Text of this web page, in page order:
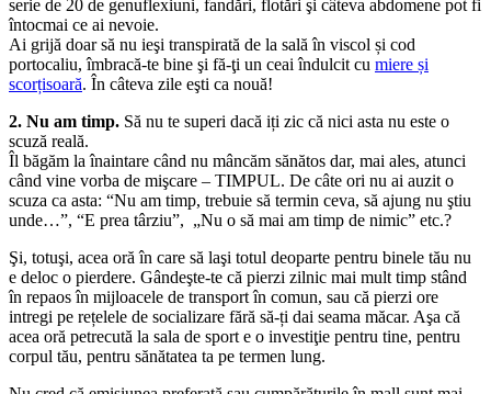
serie de 20 de genuflexiuni, fandări, flotări şi câteva abdomene pot fi
întocmai ce ai nevoie.
Ai grijă doar să nu ieşi transpirată de la sală în viscol și cod
portocaliu, îmbracă-te bine şi fă-ţi un ceai îndulcit cu miere și
scorțisoară. În câteva zile eşti ca nouă!
2. Nu am timp. Să nu te superi dacă iți zic că nici asta nu este o
scuză reală.
Îl băgăm la înaintare când nu mâncăm sănătos dar, mai ales, atunci
când vine vorba de mişcare – TIMPUL. De câte ori nu ai auzit o
scuza ca asta: “Nu am timp, trebuie să termin ceva, să ajung nu ştiu
unde…”, “E prea târziu”, „Nu o să mai am timp de nimic” etc.?
Şi, totuşi, acea oră în care să laşi totul deoparte pentru binele tău nu
e deloc o pierdere. Gândeşte-te că pierzi zilnic mai mult timp stând
în repaos în mijloacele de transport în comun, sau că pierzi ore
intregi pe rețelele de socializare fără să-ți dai seama măcar. Aşa că
acea oră petrecută la sala de sport e o investiţie pentru tine, pentru
corpul tău, pentru sănătatea ta pe termen lung.